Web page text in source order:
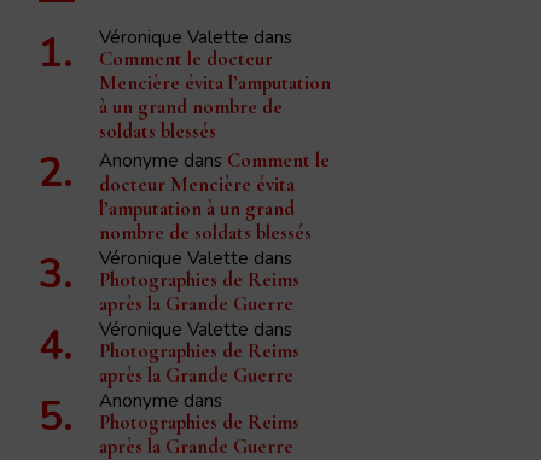
Véronique Valette dans
Comment le docteur
Mencière évita l’amputation
à un grand nombre de
soldats blessés
Anonyme dans Comment le
docteur Mencière évita
l’amputation à un grand
nombre de soldats blessés
Véronique Valette dans
Photographies de Reims
après la Grande Guerre
Véronique Valette dans
Photographies de Reims
après la Grande Guerre
Anonyme dans
Photographies de Reims
après la Grande Guerre